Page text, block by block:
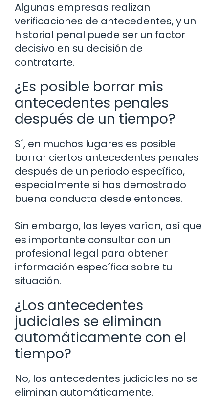
Algunas empresas realizan
verificaciones de antecedentes, y un
historial penal puede ser un factor
decisivo en su decisión de
contratarte.
¿Es posible borrar mis
antecedentes penales
después de un tiempo?
Sí, en muchos lugares es posible
borrar ciertos antecedentes penales
después de un periodo específico,
especialmente si has demostrado
buena conducta desde entonces.
Sin embargo, las leyes varían, así que
es importante consultar con un
profesional legal para obtener
información específica sobre tu
situación.
¿Los antecedentes
judiciales se eliminan
automáticamente con el
tiempo?
No, los antecedentes judiciales no se
eliminan automáticamente.